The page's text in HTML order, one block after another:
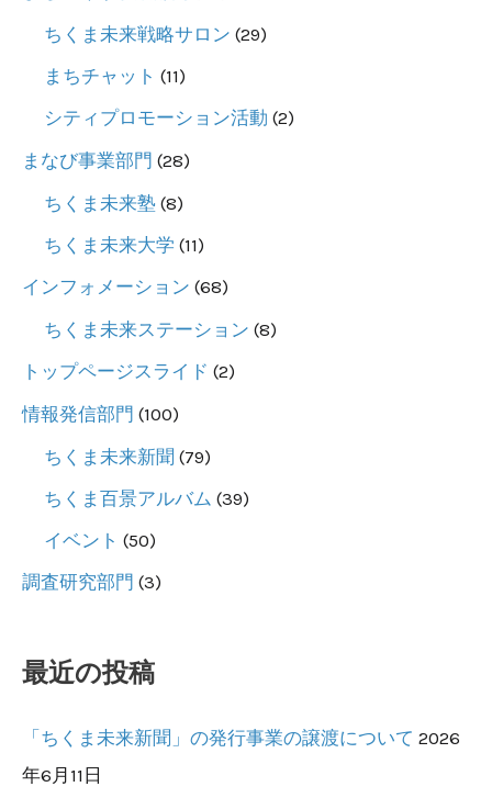
ちくま未来戦略サロン (29)
まちチャット (11)
シティプロモーション活動 (2)
まなび事業部門 (28)
ちくま未来塾 (8)
ちくま未来大学 (11)
インフォメーション (68)
ちくま未来ステーション (8)
トップページスライド (2)
情報発信部門 (100)
ちくま未来新聞 (79)
ちくま百景アルバム (39)
イベント (50)
調査研究部門 (3)
最近の投稿
「ちくま未来新聞」の発行事業の譲渡について 2026
年6月11日
行
た